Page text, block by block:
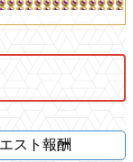
スト報酬